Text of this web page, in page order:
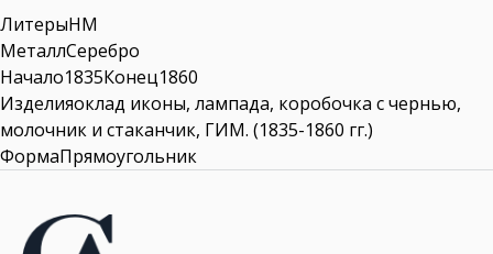
ЛитерыНМ
МеталлСеребро
Начало1835Конец1860
Изделияоклад иконы, лампада, коробочка с чернью,
молочник и стаканчик, ГИМ. (1835-1860 гг.)
ФормаПрямоугольник